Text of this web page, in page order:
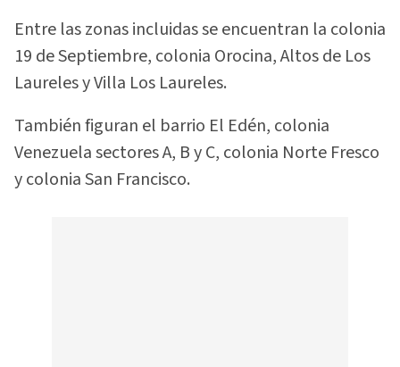
Entre las zonas incluidas se encuentran la colonia
19 de Septiembre, colonia Orocina, Altos de Los
Laureles y Villa Los Laureles.
También figuran el barrio El Edén, colonia
Venezuela sectores A, B y C, colonia Norte Fresco
y colonia San Francisco.